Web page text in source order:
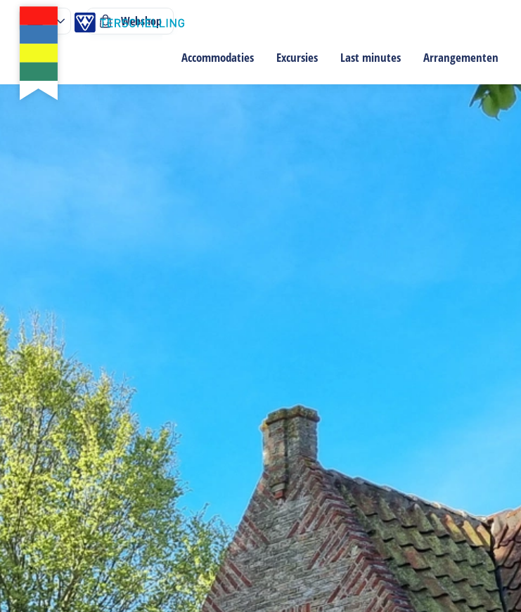
Accommodaties Excursies Last minutes Arrangementen
Webshop